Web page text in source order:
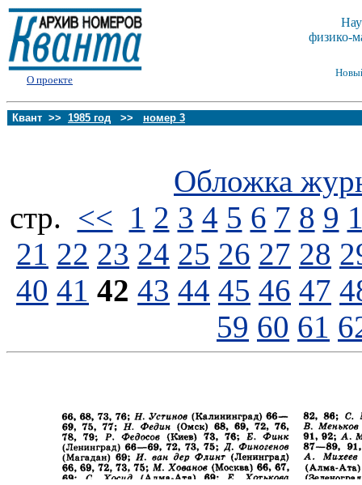
О проекте
физико-
Квант >> 1985 год >> номер 3
Обложка
стp. << 1 2 3 4 5 6 7 8 9
21 22 23 24 25 26 27 28
40 41 42 43 44 45 46 47
59 60 61